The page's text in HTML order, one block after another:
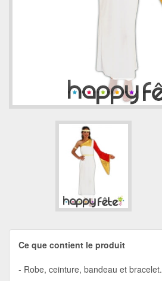
Ce que contient le produit
Robe, ceinture, bandeau et bracelet.